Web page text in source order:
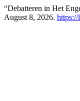
“Debatteren in Het
August 8, 2026.